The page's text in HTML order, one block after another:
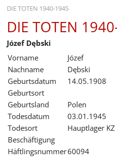
DIE TOTEN 1940-1945
STARTSEITE
AKTUELLES
AUSSTELLUNGEN
GESCHICHTE
BILDUNG
FORSCHUNG
SERVICE
DIE TOTEN
Józef Dębski
Vorname
Józef
Nachname
Dębski
Geburtsdatum
14.05.1908
Geburtsort
Geburtsland
Polen
Todesdatum
03.01.1945
Todesort
Hauptlager
Beschäftigung
Häftlingsnummer60094